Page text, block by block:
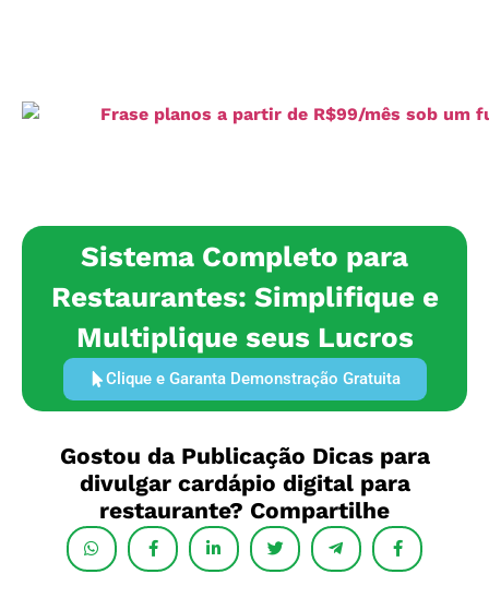
Sistema Completo para
Restaurantes: Simplifique e
Multiplique seus Lucros
Clique e Garanta Demonstração Gratuita
Gostou da Publicação Dicas para
divulgar cardápio digital para
restaurante? Compartilhe